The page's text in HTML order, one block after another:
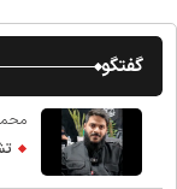
گفتگو